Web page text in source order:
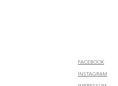
FACEBOOK
INSTAGRAM